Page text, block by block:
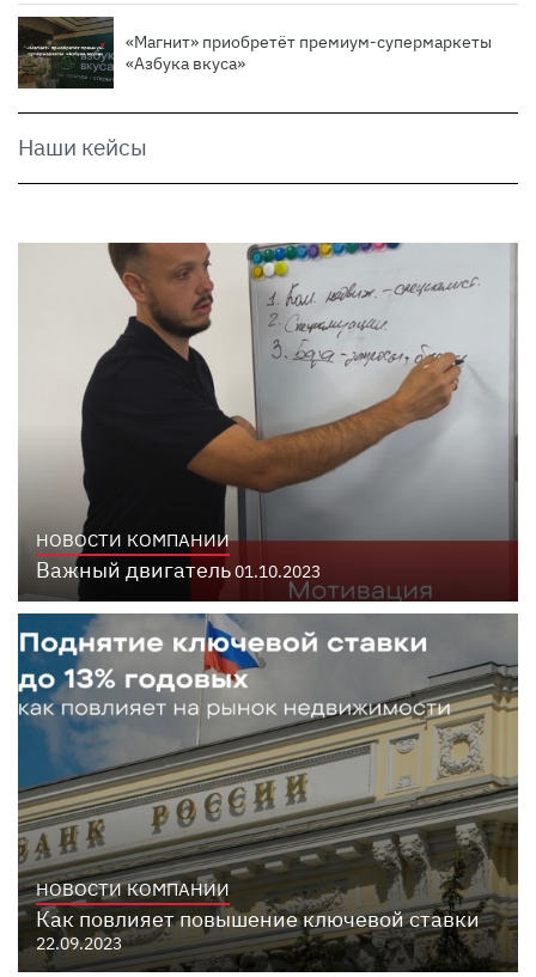
«Магнит» приобретёт премиум-супермаркеты
«Азбука вкуса»
Наши кейсы
НОВОСТИ КОМПАНИИ
Важный двигатель01.10.2023
НОВОСТИ КОМПАНИИ
Как повлияет повышение ключевой ставки
22.09.2023